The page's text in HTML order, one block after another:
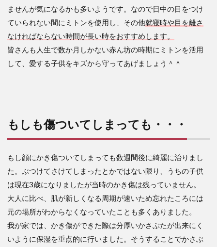
ませんが気になるかも多いようです。なので日中の目をつけ
ていられない間にミトンを使用し、その他就寝時や目を離さ
なければならない時間が長い時をおすすめします。
皆さんも人生で数か月しかない赤ん坊の時期にミトンを活用
して、愛する子供をキズから守ってあげましょう＾＾
もしも傷ついてしまっても・・・
もし顔にかき傷ついてしまっても数週間後に綺麗に治りまし
た。ぶつけてさけてしまったとかではない限り、うちの子供
は現在3歳になりましたが当時のかき傷は残っていません。
大人に比べ、肌が新しくなる周期が速いため忘れたころには
元の場所がわからなくなっていたことも多くありました。
我が家では、かき傷ができた際は分厚いかさぶたが出来にく
いように保湿を重点的に行いました。そうすることでかさぶ